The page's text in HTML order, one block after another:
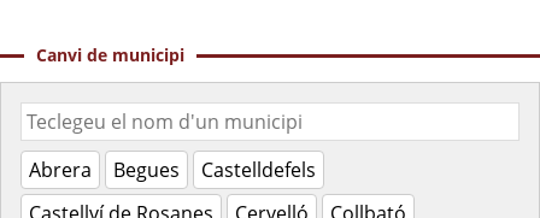
Canvi de municipi
Abrera Begues
Castelldefels